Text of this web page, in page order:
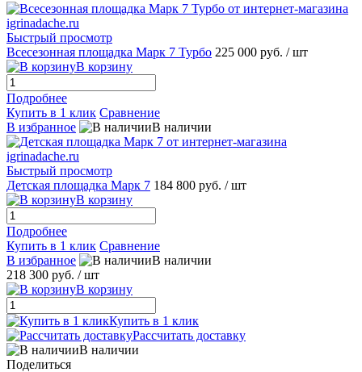
Быстрый просмотр
Всесезонная площадка Марк 7 Турбо 225 000 руб. / шт
В корзину
Подробнее
Купить в 1 клик Сравнение
В избранное
В наличии
Быстрый просмотр
Детская площадка Марк 7 184 800 руб. / шт
В корзину
Подробнее
Купить в 1 клик Сравнение
В избранное
В наличии
218 300 руб. / шт
В корзину
Купить в 1 клик
Рассчитать доставку
В наличии
Поделиться